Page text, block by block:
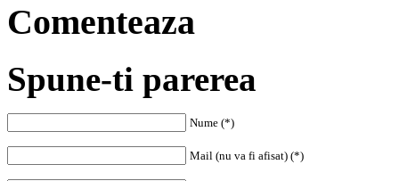
Comenteaza
Spune-ti parerea
Nume (*)
Mail (nu va fi afisat) (*)